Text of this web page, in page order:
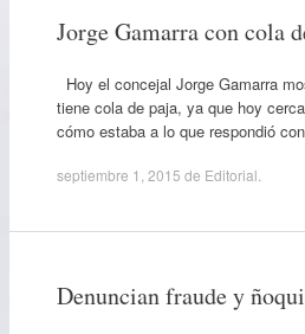
Jorge Gamarra con cola
Hoy el concejal Jorge Gamarra
tiene cola de paja, ya que hoy
cómo estaba a lo que respondió
septiembre 1, 2015 de Editorial
Denuncian fraude y